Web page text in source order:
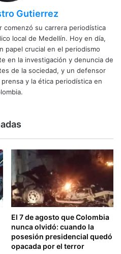
Gutierrez
su carrera periodística
local de Medellín. Hoy en día,
papel crucial en el periodismo
en la investigación y denuncia de
de la sociedad, y un defensor
y la ética periodística en
El 7 de agosto que Colombia
nunca olvidó: cuando la
posesión presidencial quedó
opacada por el terror